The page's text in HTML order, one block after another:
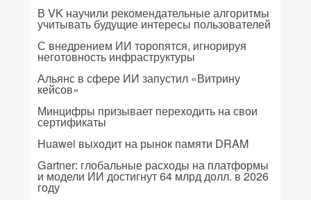
В VK научили рекомендательные алгоритмы
учитывать будущие интересы пользователей
С внедрением ИИ торопятся, игнорируя
неготовность инфраструктуры
Альянс в сфере ИИ запустил «Витрину
кейсов»
Минцифры призывает переходить на свои
сертификаты
Huawei выходит на рынок памяти DRAM
Gartner: глобальные расходы на платформы
и модели ИИ достигнут 64 млрд долл. в 2026
году